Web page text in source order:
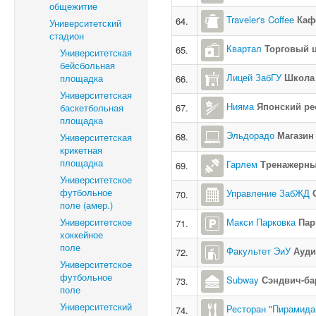
общежитие
Университетский
стадион
Университетская
бейсбольная
площадка
Университетская
баскетбольная
площадка
Университетская
крикетная
площадка
Университетское
футбольное
поле (амер.)
Университетское
хоккейное
поле
Университетское
футбольное
поле
Университетский
64. Traveler's Coffee
65. Квартал Торговый
66. Лицей ЗабГУ Школа
67. Нияма Японский
68. Эльдорадо
69. Гарлем
70. Управление ЗабЖД
71. Макси Парковка
72. Факультет ЭиУ
73. Subway Сэндвич-
74. Ресторан